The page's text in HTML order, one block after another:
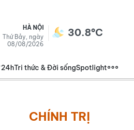
HÀ NỘI
Thứ Bảy, ngày
08/08/2026
30.8°C
24hTri thức & Đời sốngSpotlight
CHÍNH TRỊ